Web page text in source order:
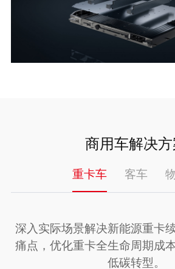
商用车解决
深入实际场景解决新能源重卡
痛点，优化重卡全生命周期成
低碳转型。
重卡车 客车